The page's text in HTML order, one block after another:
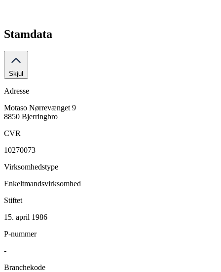
Stamdata
Skjul
Adresse
Motaso Nørrevænget 9
8850 Bjerringbro
CVR
10270073
Virksomhedstype
Enkeltmandsvirksomhed
Stiftet
15. april 1986
P-nummer
-
Branchekode